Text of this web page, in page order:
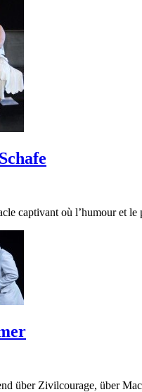
captivant où l’humour et
über Zivilcourage, über